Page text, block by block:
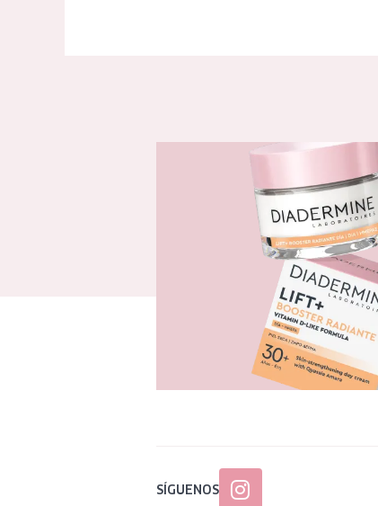
SÍGUENOS